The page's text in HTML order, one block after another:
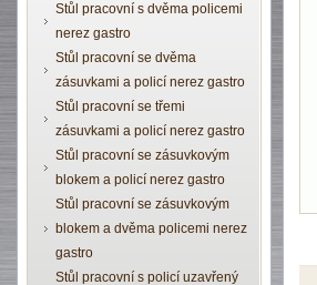
Stůl pracovní s dvěma policemi
nerez gastro
Stůl pracovní se dvěma
zásuvkami a policí nerez gastro
Stůl pracovní se třemi
zásuvkami a policí nerez gastro
Stůl pracovní se zásuvkovým
blokem a policí nerez gastro
Stůl pracovní se zásuvkovým
blokem a dvěma policemi nerez
gastro
Stůl pracovní s policí uzavřený